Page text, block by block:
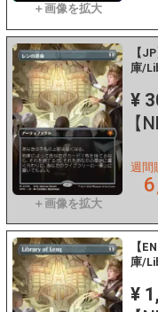
【
庫/
¥
【
週間
【
庫/
¥